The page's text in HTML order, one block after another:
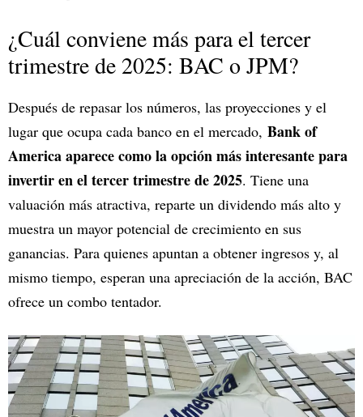
¿Cuál conviene más para el tercer
trimestre de 2025: BAC o JPM?
Después de repasar los números, las proyecciones y el
lugar que ocupa cada banco en el mercado, Bank of
America aparece como la opción más interesante para
invertir en el tercer trimestre de 2025. Tiene una
valuación más atractiva, reparte un dividendo más alto y
muestra un mayor potencial de crecimiento en sus
ganancias. Para quienes apuntan a obtener ingresos y, al
mismo tiempo, esperan una apreciación de la acción, BAC
ofrece un combo tentador.